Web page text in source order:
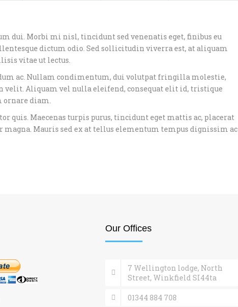
dui. Morbi mi nisl, tincidunt sed venenatis eget, finibus eu
dictum odio. Sed sollicitudin viverra est, at aliquam
vitae ut lectus.
ac. Nullam condimentum, dui volutpat fringilla molestie,
velit. Aliquam vel nulla eleifend, consequat elit id, tristique
ornare diam.
quis. Maecenas turpis purus, tincidunt eget mattis ac, placerat
Mauris sed ex at tellus elementum tempus dignissim ac
Our Offices
7 Wellington lodge, North
Street, Winkfield SI44ta
01344 884 708